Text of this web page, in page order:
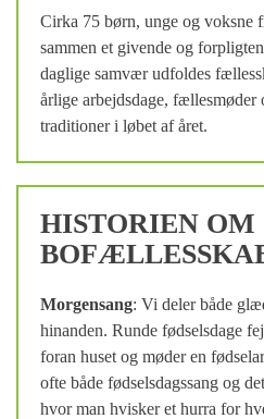
Cirka 75 børn, unge og voksne
sammen et givende og
daglige samvær udfoldes
årlige arbejdsdage, fællesmøder
traditioner i løbet af året.
HISTORIEN OM
Morgensang: Vi deler både
hinanden. Runde fødselsdage
foran huset og møder en
ofte både fødselsdagssang og
hvor man hvisker et hurra for